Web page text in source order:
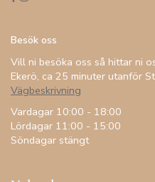
Besök oss
Vill ni besöka oss så hittar ni
Ekerö, ca 25 minuter utanför
Vägbeskrivning
Vardagar 10:00 - 18:00
Lördagar 11:00 - 15:00
Söndagar stängt